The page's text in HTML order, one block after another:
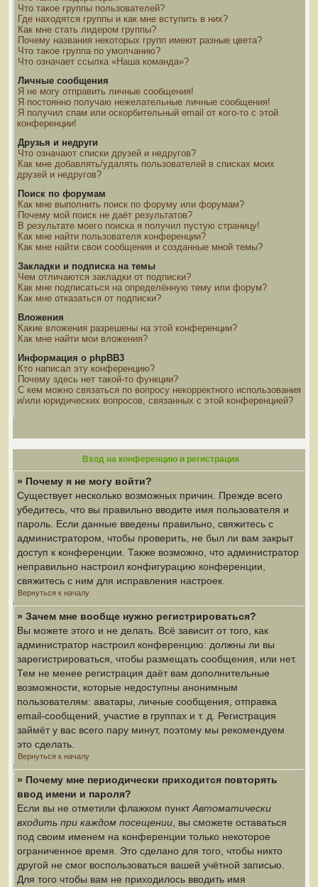
Что такое группы пользователей?
Где находятся группы и как мне вступить в них?
Как мне стать лидером группы?
Почему названия некоторых групп имеют разные цвета?
Что такое группа по умолчанию?
Что означает ссылка «Наша команда»?
Личные сообщения
Я не могу отправить личные сообщения!
Я постоянно получаю нежелательные личные сообщения!
Я получил спам или оскорбительный email от кого-то с этой
конференции!
Друзья и недруги
Что означают списки друзей и недругов?
Как мне добавлять/удалять пользователей в списках моих
друзей и недругов?
Поиск по форумам
Как мне выполнить поиск по форуму или форумам?
Почему мой поиск не даёт результатов?
В результате моего поиска я получил пустую страницу!
Как мне найти пользователя конференции?
Как мне найти свои сообщения и созданные мной темы?
Закладки и подписка на темы
Чем отличаются закладки от подписки?
Как мне подписаться на определённую тему или форум?
Как мне отказаться от подписки?
Вложения
Какие вложения разрешены на этой конференции?
Как мне найти мои вложения?
Информация о phpBB3
Кто написал эту конференцию?
Почему здесь нет такой-то функции?
С кем можно связаться по вопросу некорректного использования
и/или юридических вопросов, связанных с этой конференцией?
Вход на конференцию и регистрация
» Почему я не могу войти?
Существует несколько возможных причин. Прежде всего
убедитесь, что вы правильно вводите имя пользователя и
пароль. Если данные введены правильно, свяжитесь с
администратором, чтобы проверить, не был ли вам закрыт
доступ к конференции. Также возможно, что администратор
неправильно настроил конфигурацию конференции,
свяжитесь с ним для исправления настроек.
Вернуться к началу
» Зачем мне вообще нужно регистрироваться?
Вы можете этого и не делать. Всё зависит от того, как
администратор настроил конференцию: должны ли вы
зарегистрироваться, чтобы размещать сообщения, или нет.
Тем не менее регистрация даёт вам дополнительные
возможности, которые недоступны анонимным
пользователям: аватары, личные сообщения, отправка
email-сообщений, участие в группах и т. д. Регистрация
займёт у вас всего пару минут, поэтому мы рекомендуем
это сделать.
Вернуться к началу
» Почему мне периодически приходится повторять
ввод имени и пароля?
Если вы не отметили флажком пунктАвтоматически
входить при каждом посещении , вы сможете оставаться
под своим именем на конференции только некоторое
ограниченное время. Это сделано для того, чтобы никто
другой не смог воспользоваться вашей учётной записью.
Для того чтобы вам не приходилось вводить имя